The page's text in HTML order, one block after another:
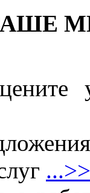
...>>